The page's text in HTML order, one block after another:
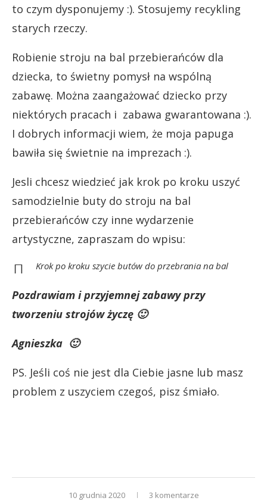
to czym dysponujemy :). Stosujemy recykling
starych rzeczy.
Robienie stroju na bal przebierańców dla
dziecka, to świetny pomysł na wspólną
zabawę. Można zaangażować dziecko przy
niektórych pracach i zabawa gwarantowana :).
I dobrych informacji wiem, że moja papuga
bawiła się świetnie na imprezach :).
Jesli chcesz wiedzieć jak krok po kroku uszyć
samodzielnie buty do stroju na bal
przebierańców czy inne wydarzenie
artystyczne, zapraszam do wpisu:
Krok po kroku szycie butów do przebrania na bal
Pozdrawiam i przyjemnej zabawy przy
tworzeniu strojów życzę 🙂
Agnieszka 🙂
PS. Jeśli coś nie jest dla Ciebie jasne lub masz
problem z uszyciem czegoś, pisz śmiało.
10 grudnia 2020 3 komentarze